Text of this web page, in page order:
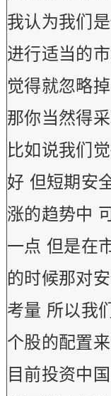
我认为我们
进行适当的
觉得就忽略
那你当然得
比如说我们
好 但短期安
涨的趋势中
一点 但是在
的时候那对
考量 所以我
个股的配置
目前投资中